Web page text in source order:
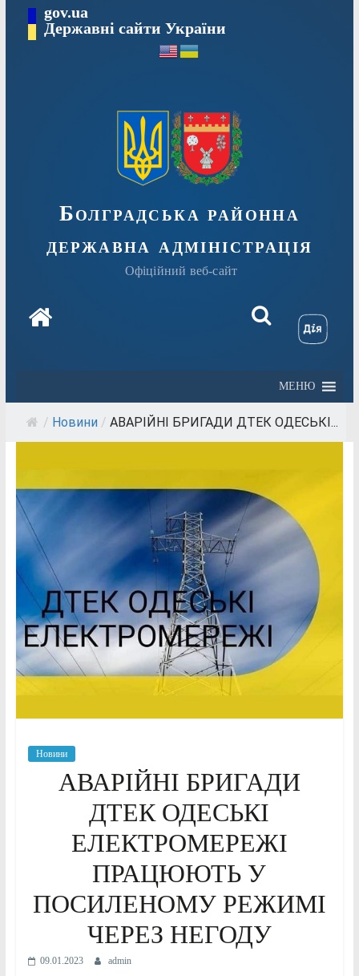
Перейтиgov.ua
Державні сайти України
Болградська районна
державна адміністрація
Офіційний веб-сайт
МЕНЮ
/ Новини / АВАРІЙНІ БРИГАДИ ДТЕК ОДЕСЬКІ...
Новини
АВАРІЙНІ БРИГАДИ
ДТЕК ОДЕСЬКІ
ЕЛЕКТРОМЕРЕЖІ
ПРАЦЮЮТЬ У
ПОСИЛЕНОМУ РЕЖИМІ
ЧЕРЕЗ НЕГОДУ
09.01.2023 admin